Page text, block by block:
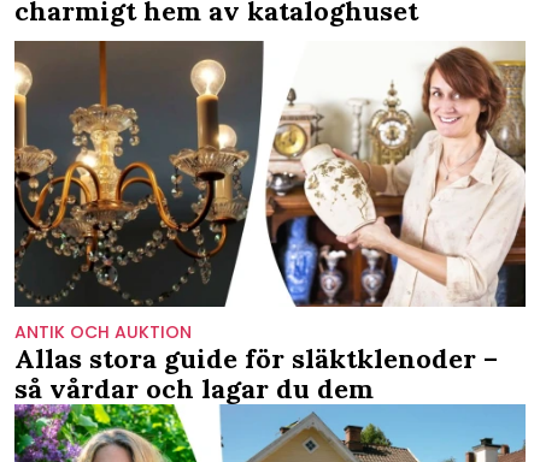
charmigt hem av kataloghuset
ANTIK OCH AUKTION
Allas stora guide för släktklenoder –
så vårdar och lagar du dem